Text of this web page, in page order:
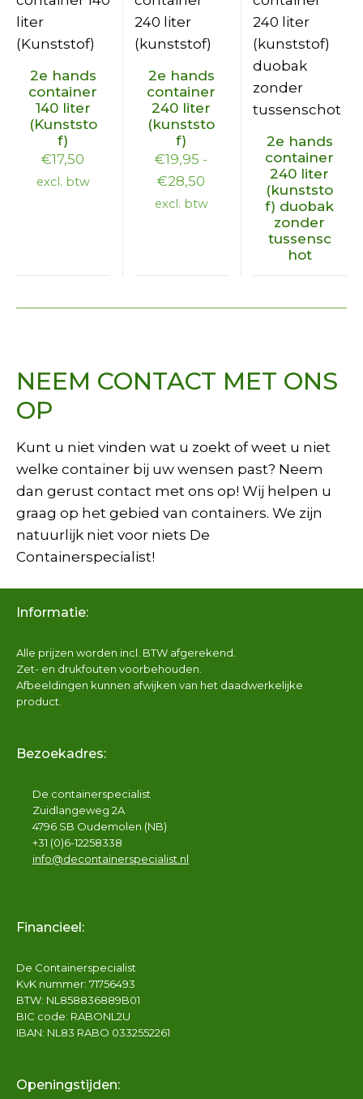
product
heeft
meerdere
variaties.
de
2e hands
container
140 liter
(Kunststo
f)
€17,50
excl. btw
product
heeft
meerdere
variaties.
Deze
de
2e hands
container
240 liter
(kunststo
f)
€19,95 -
€28,50 Prijsklasse:
€19,95
excl. btw
product
heeft
meerdere
variaties.
Deze
gekozen
de
productpagina
2e hands
container
240 liter
(kunststo
f) duobak
zonder
tussensc
hot
NEEM CONTACT MET ONS
OP
Kunt u niet vinden wat u zoekt of weet u niet
welke container bij uw wensen past? Neem
dan gerust contact met ons op! Wij helpen u
graag op het gebied van containers. We zijn
natuurlijk niet voor niets De
Containerspecialist!
Informatie:
Alle prijzen worden incl. BTW afgerekend.
Zet- en drukfouten voorbehouden.
Afbeeldingen kunnen afwijken van het daadwerkelijke
product.
Bezoekadres:
De containerspecialist
Zuidlangeweg 2A
4796 SB Oudemolen (NB)
+31 (0)6-12258338
info@decontainerspecialist.nl
Financieel:
De Containerspecialist
KvK nummer: 71756493
BTW: NL858836889B01
BIC code: RABONL2U
IBAN: NL83 RABO 0332552261
Openingstijden: